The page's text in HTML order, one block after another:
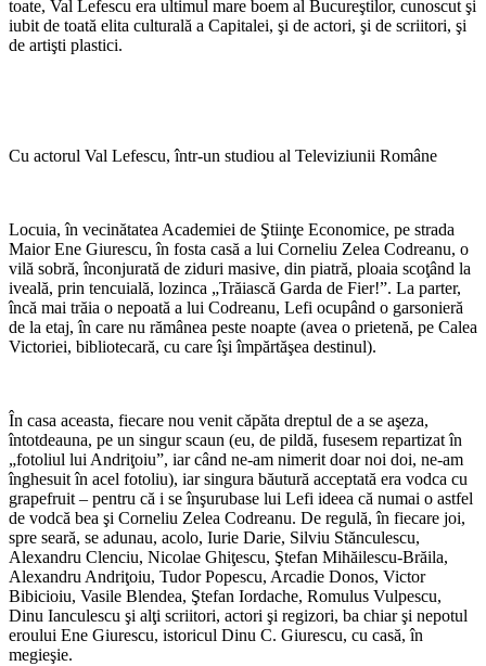
toate, Val Lefescu era ultimul mare boem al Bucureştilor, cunoscut şi
iubit de toată elita culturală a Capitalei, şi de actori, şi de scriitori, şi
de artişti plastici.
Cu actorul Val Lefescu, într-un studiou al Televiziunii Române
Locuia, în vecinătatea Academiei de Ştiinţe Economice, pe strada
Maior Ene Giurescu, în fosta casă a lui Corneliu Zelea Codreanu, o
vilă sobră, înconjurată de ziduri masive, din piatră, ploaia scoţând la
iveală, prin tencuială, lozinca „Trăiască Garda de Fier!”. La parter,
încă mai trăia o nepoată a lui Codreanu, Lefi ocupând o garsonieră
de la etaj, în care nu rămânea peste noapte (avea o prietenă, pe Calea
Victoriei, bibliotecară, cu care îşi împărtăşea destinul).
În casa aceasta, fiecare nou venit căpăta dreptul de a se aşeza,
întotdeauna, pe un singur scaun (eu, de pildă, fusesem repartizat în
„fotoliul lui Andriţoiu”, iar când ne-am nimerit doar noi doi, ne-am
înghesuit în acel fotoliu), iar singura băutură acceptată era vodca cu
grapefruit – pentru că i se înşurubase lui Lefi ideea că numai o astfel
de vodcă bea şi Corneliu Zelea Codreanu. De regulă, în fiecare joi,
spre seară, se adunau, acolo, Iurie Darie, Silviu Stănculescu,
Alexandru Clenciu, Nicolae Ghiţescu, Ştefan Mihăilescu-Brăila,
Alexandru Andriţoiu, Tudor Popescu, Arcadie Donos, Victor
Bibicioiu, Vasile Blendea, Ştefan Iordache, Romulus Vulpescu,
Dinu Ianculescu şi alţi scriitori, actori şi regizori, ba chiar şi nepotul
eroului Ene Giurescu, istoricul Dinu C. Giurescu, cu casă, în
megieşie.